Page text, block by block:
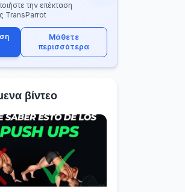
την επέκταση
TransParrot
Μάθετε
περισσότερα
βίντεο